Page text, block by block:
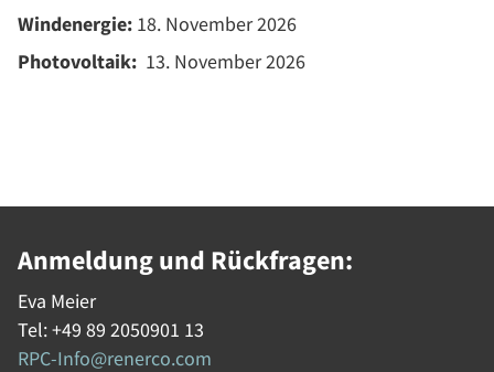
Windenergie: 18. November 2026
Photovoltaik: 13. November 2026
Anmeldung und Rückfragen:
Eva Meier
Tel: +49 89 2050901 13
RPC-Info@renerco.com